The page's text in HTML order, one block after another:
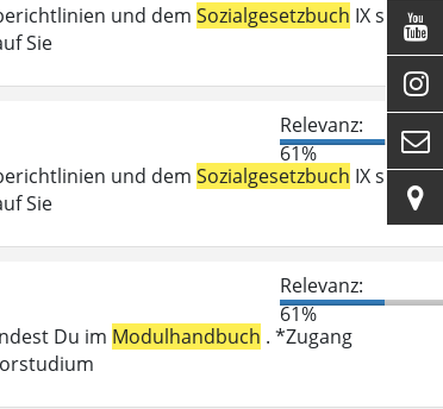
und dem Sozialgesetzbuch IX sind
Sie
Relevanz:
61%
und dem Sozialgesetzbuch IX sind
Sie
Relevanz:
61%
Du im Modulhandbuch . *Zugang



